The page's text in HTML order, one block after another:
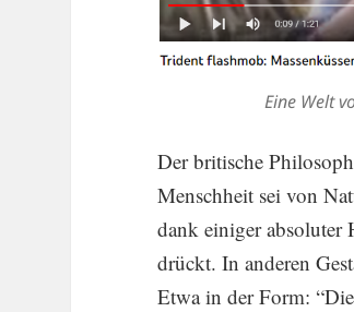
Eine Welt
Der briti­sche
Mensch­heit sei von
dank einiger absoluter
drückt. In anderen
Etwa in der Form: